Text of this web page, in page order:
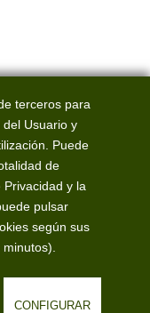
|El tiempo
terceros para
Usuario y
Puede
de
y la
pulsar
según sus
CONFIGURAR